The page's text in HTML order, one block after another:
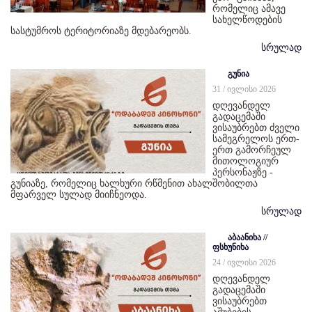
რომელიც ამავე
სახელწოდების
სასტუმროს ტერიტორიაზე მდებარეობს.
სრულად
გუნია
31 / ივლისი 2026
დღევანდელ
გადაცემაში
ვისაუბრებთ ძველი
სამეგრელოს ერთ-
ერთ გამორჩეულ
მითოლოგიურ
პერსონაჟზე -
გუნიაზე, რომელიც ხალხური რწმენით ახალშობილთა
მფარველ სულად მიიჩნეოდა.
სრულად
აბაანიხა //
ფსხუნიხა
24 / ივლისი 2026
დღევანდელ
გადაცემაში
ვისაუბრებთ